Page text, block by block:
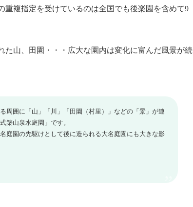
重複指定を受けているのは全国でも後楽園を含めて9
山、田園・・・広大な園内は変化に富んだ風景が続
周囲に「山」「川」「田園（村里）」などの「景」が連
築山泉水庭園」です。
園の先駆けとして後に造られる大名庭園にも大きな影